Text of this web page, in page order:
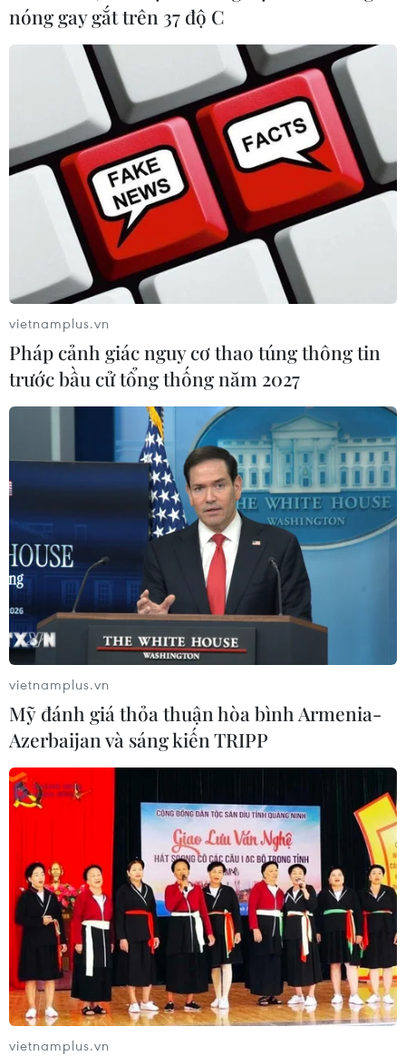
Quản lý Netflix thế nào để bảo vệ người
xem và doanh nghiệp Việt?
03/12/2020 05:12
Nghị định 06 được kỳ vọng sẽ sớm hoàn thiện để có thể
quản lý Netflix và các nội dung giải trí, phim ảnh từ
quốc tế, tạo môi trường cạnh tranh công bằng cho ứng
dụng truyền hình, OTT trong nước.
nóng gay gắt trên 37 độ C
vietnamplus.vn
Pháp cảnh giác nguy cơ thao túng thông tin
trước bầu cử tổng thống năm 2027
vietnamplus.vn
Mỹ đánh giá thỏa thuận hòa bình Armenia-
Azerbaijan và sáng kiến TRIPP
vietnamplus.vn